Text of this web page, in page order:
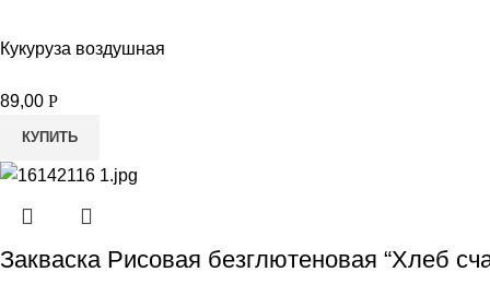
Кукуруза воздушная
89,00 Р
КУПИТЬ
Закваска Рисовая безглютеновая “Хлеб